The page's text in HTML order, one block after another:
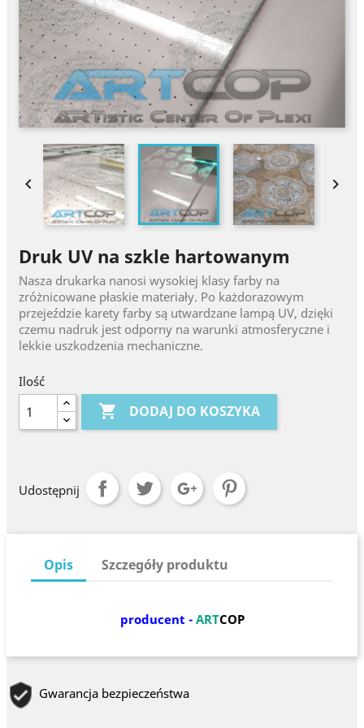
 
Druk UV na szkle hartowanym
Nasza drukarka nanosi wysokiej klasy farby na
zróżnicowane płaskie materiały. Po każdorazowym
przejeździe karety farby są utwardzane lampą UV, dzięki
czemu nadruk jest odporny na warunki atmosferyczne i
lekkie uszkodzenia mechaniczne.
Ilość
 DODAJ DO KOSZYKA
Udostępnij
Opis Szczegóły produktu
producent - ARTCOP
Gwarancja bezpieczeństwa